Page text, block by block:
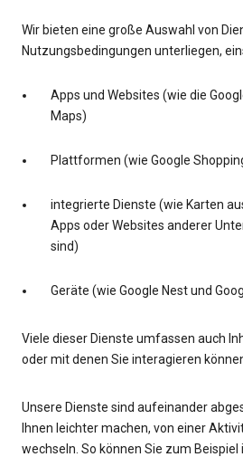
Wir bieten eine große Auswahl von
Nutzungsbedingungen unterliegen,
Apps und Websites (wie die
Maps)
Plattformen (wie Google
integrierte Dienste (wie Karten
Apps oder Websites anderer
sind)
Geräte (wie Google Nest und
Viele dieser Dienste umfassen auch
oder mit denen Sie interagieren
Unsere Dienste sind aufeinander
Ihnen leichter machen, von einer
wechseln. So können Sie zum Beispiel